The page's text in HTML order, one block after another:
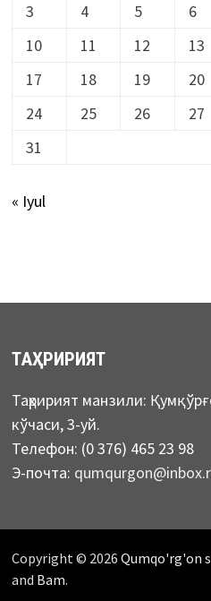
3
4 5 6
10
11 12 13
17
18 19 20
24
25 26 27
31
« Iyul
ТАҲРИРИЯТ
Таҳририят манзили:
кўчаси, 3-уй.
Телефон: (0 376) 465 23 98
Э-почта:
Copyright © 2026 Qumqo'rg'on
and Bam.